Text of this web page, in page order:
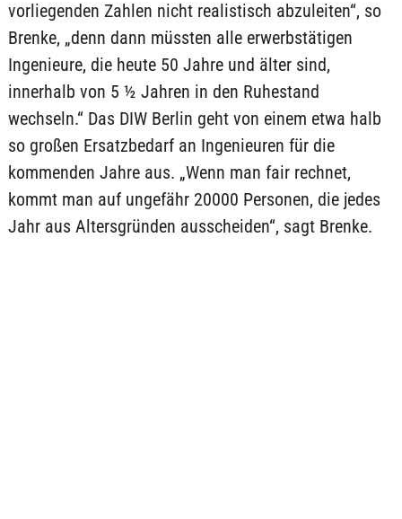
vorliegenden Zahlen nicht realistisch abzuleiten“, so
Brenke, „denn dann müssten alle erwerbstätigen
Ingenieure, die heute 50 Jahre und älter sind,
innerhalb von 5 ½ Jahren in den Ruhestand
wechseln.“ Das DIW Berlin geht von einem etwa halb
so großen Ersatzbedarf an Ingenieuren für die
kommenden Jahre aus. „Wenn man fair rechnet,
kommt man auf ungefähr 20000 Personen, die jedes
Jahr aus Altersgründen ausscheiden“, sagt Brenke.